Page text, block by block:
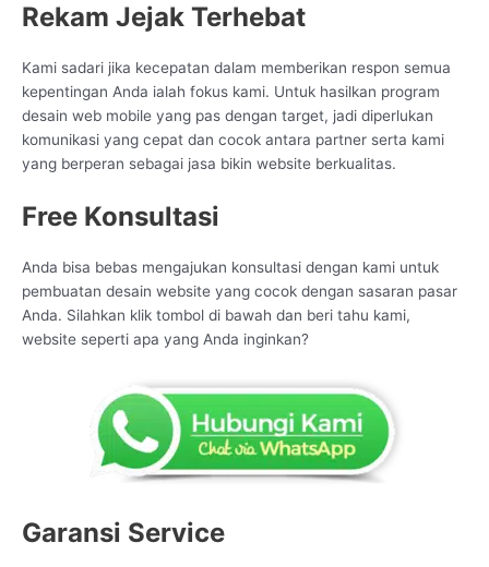
Rekam Jejak Terhebat
Kami sadari jika kecepatan dalam memberikan respon semua
kepentingan Anda ialah fokus kami. Untuk hasilkan program
desain web mobile yang pas dengan target, jadi diperlukan
komunikasi yang cepat dan cocok antara partner serta kami
yang berperan sebagai jasa bikin website berkualitas.
Free Konsultasi
Anda bisa bebas mengajukan konsultasi dengan kami untuk
pembuatan desain website yang cocok dengan sasaran pasar
Anda. Silahkan klik tombol di bawah dan beri tahu kami,
website seperti apa yang Anda inginkan?
Garansi Service